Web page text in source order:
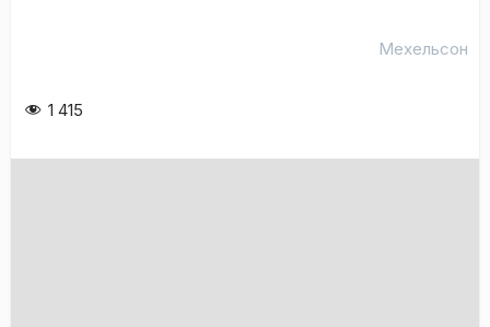
Мехельсон
1 415